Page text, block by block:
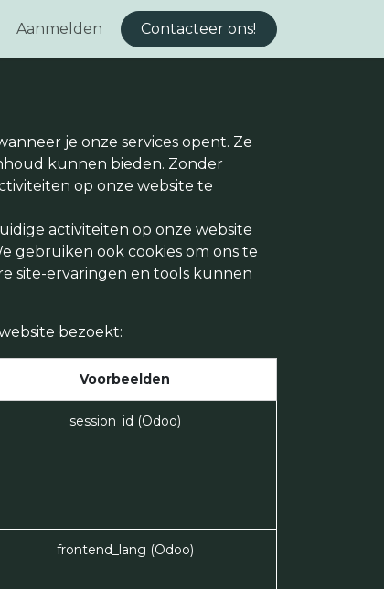
Aanmelden Contacteer ons!
je onze services opent. Ze
kunnen bieden. Zonder
op onze website te
activiteiten op onze website
gebruiken ook cookies om ons te
site-ervaringen en tools kunnen
bezoekt:
Voorbeelden
session_id (Odoo)
frontend_lang (Odoo)